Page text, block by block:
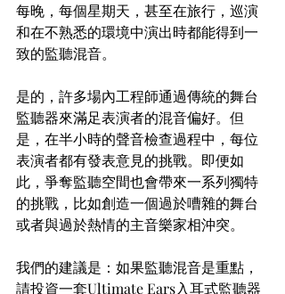
每晚，每個星期天，甚至在旅行，巡演
和在不熟悉的環境中演出時都能得到一
致的監聽混音。
是的，許多場內工程師通過傳統的舞台
監聽器來滿足表演者的混音偏好。但
是，在半小時的聲音檢查過程中，每位
表演者都有發表意見的挑戰。即便如
此，爭奪監聽空間也會帶來一系列獨特
的挑戰，比如創造一個過於嘈雜的舞台
或者與過於熱情的主音樂家相沖突。
我們的建議是：如果監聽混音是重點，
請投資一套Ultimate Ears入耳式監聽器